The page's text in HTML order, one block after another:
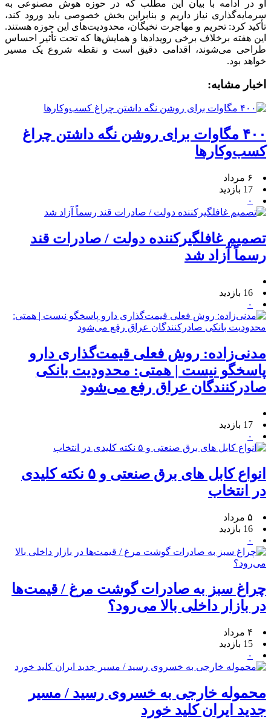
او در ادامه با بیان این مطلب که در حوزه هوش مصنوعی به
سرمایه‌گذاری نیاز داریم و بنابراین بخش خصوصی باید ورود کند،
تأکید کرد: تحریم و مهاجرت نخبگان، محدودیت‌های این حوزه هستند.
این هفته برخلاف برخی رویدادها و همایش‌ها که تحت تأثیر احساس
طراحی می‌شوند، اقدامی دقیق است و نقطه شروع یک مسیر
خواهد بود.
اخبار مشابه:
۴۰۰ مگاوات برای روشن نگه داشتن چراغ
کسب‌وکار‌ها
۶ مرداد
17 بازدید
۰
تصمیم غافلگیرکننده دولت / صادرات قند
رسماً آزاد شد
16 بازدید
۰
مدنی‌زاده: روش فعلی قیمت‌گذاری دارو
پاسخگو نیست | همتی: محدودیت بانکی
صادرکنندگان عراق رفع می‌شود
17 بازدید
۰
انواع کابل های برق صنعتی و ۵ نکته کلیدی
در انتخاب
۵ مرداد
16 بازدید
۰
چراغ سبز به صادرات گوشت مرغ / قیمت‌ها
در بازار داخلی بالا می‌رود؟
۴ مرداد
15 بازدید
۰
محموله خارجی به خسروی رسید / مسیر
جدید ایران کلید خورد